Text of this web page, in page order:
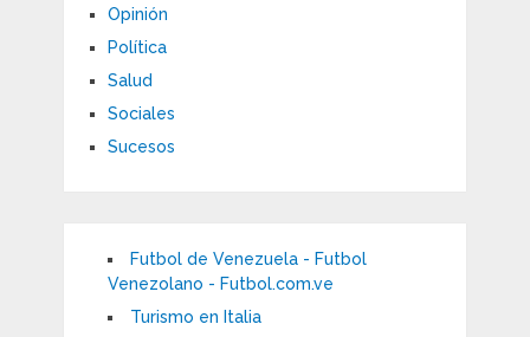
Opinión
Política
Salud
Sociales
Sucesos
Futbol de Venezuela - Futbol
Venezolano - Futbol.com.ve
Turismo en Italia